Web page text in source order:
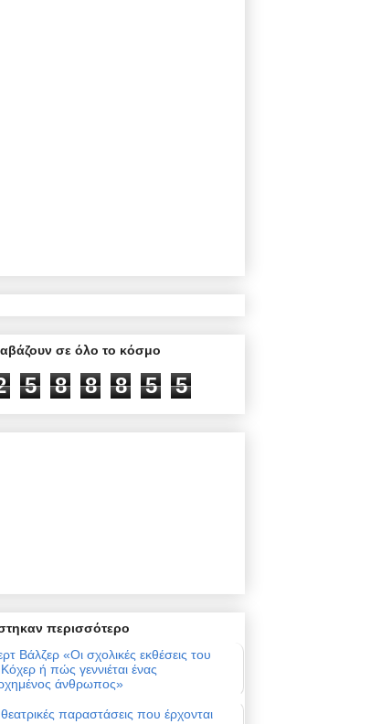
σε όλο το κόσμο
5 8 8 8 5 5
περισσότερο
Βάλζερ «Οι σχολικές εκθέσεις του
ή πώς γεννιέται ένας
άνθρωπος»
παραστάσεις που έρχονται